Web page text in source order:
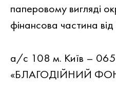
паперовому вигляді
фінансова частина
а/с 108 м. Київ –
«БЛАГОДІЙНИЙ